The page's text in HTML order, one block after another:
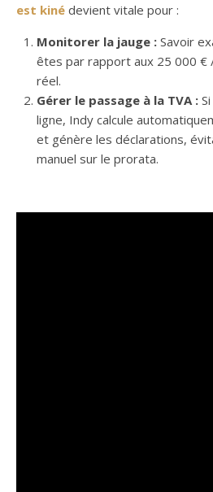
est kiné devient vitale pour :
Monitorer la jauge : Savoir
êtes par rapport aux 25 000 €
réel.
Gérer le passage à la TVA :
ligne, Indy calcule
et génère les déclarations,
manuel sur le prorata.